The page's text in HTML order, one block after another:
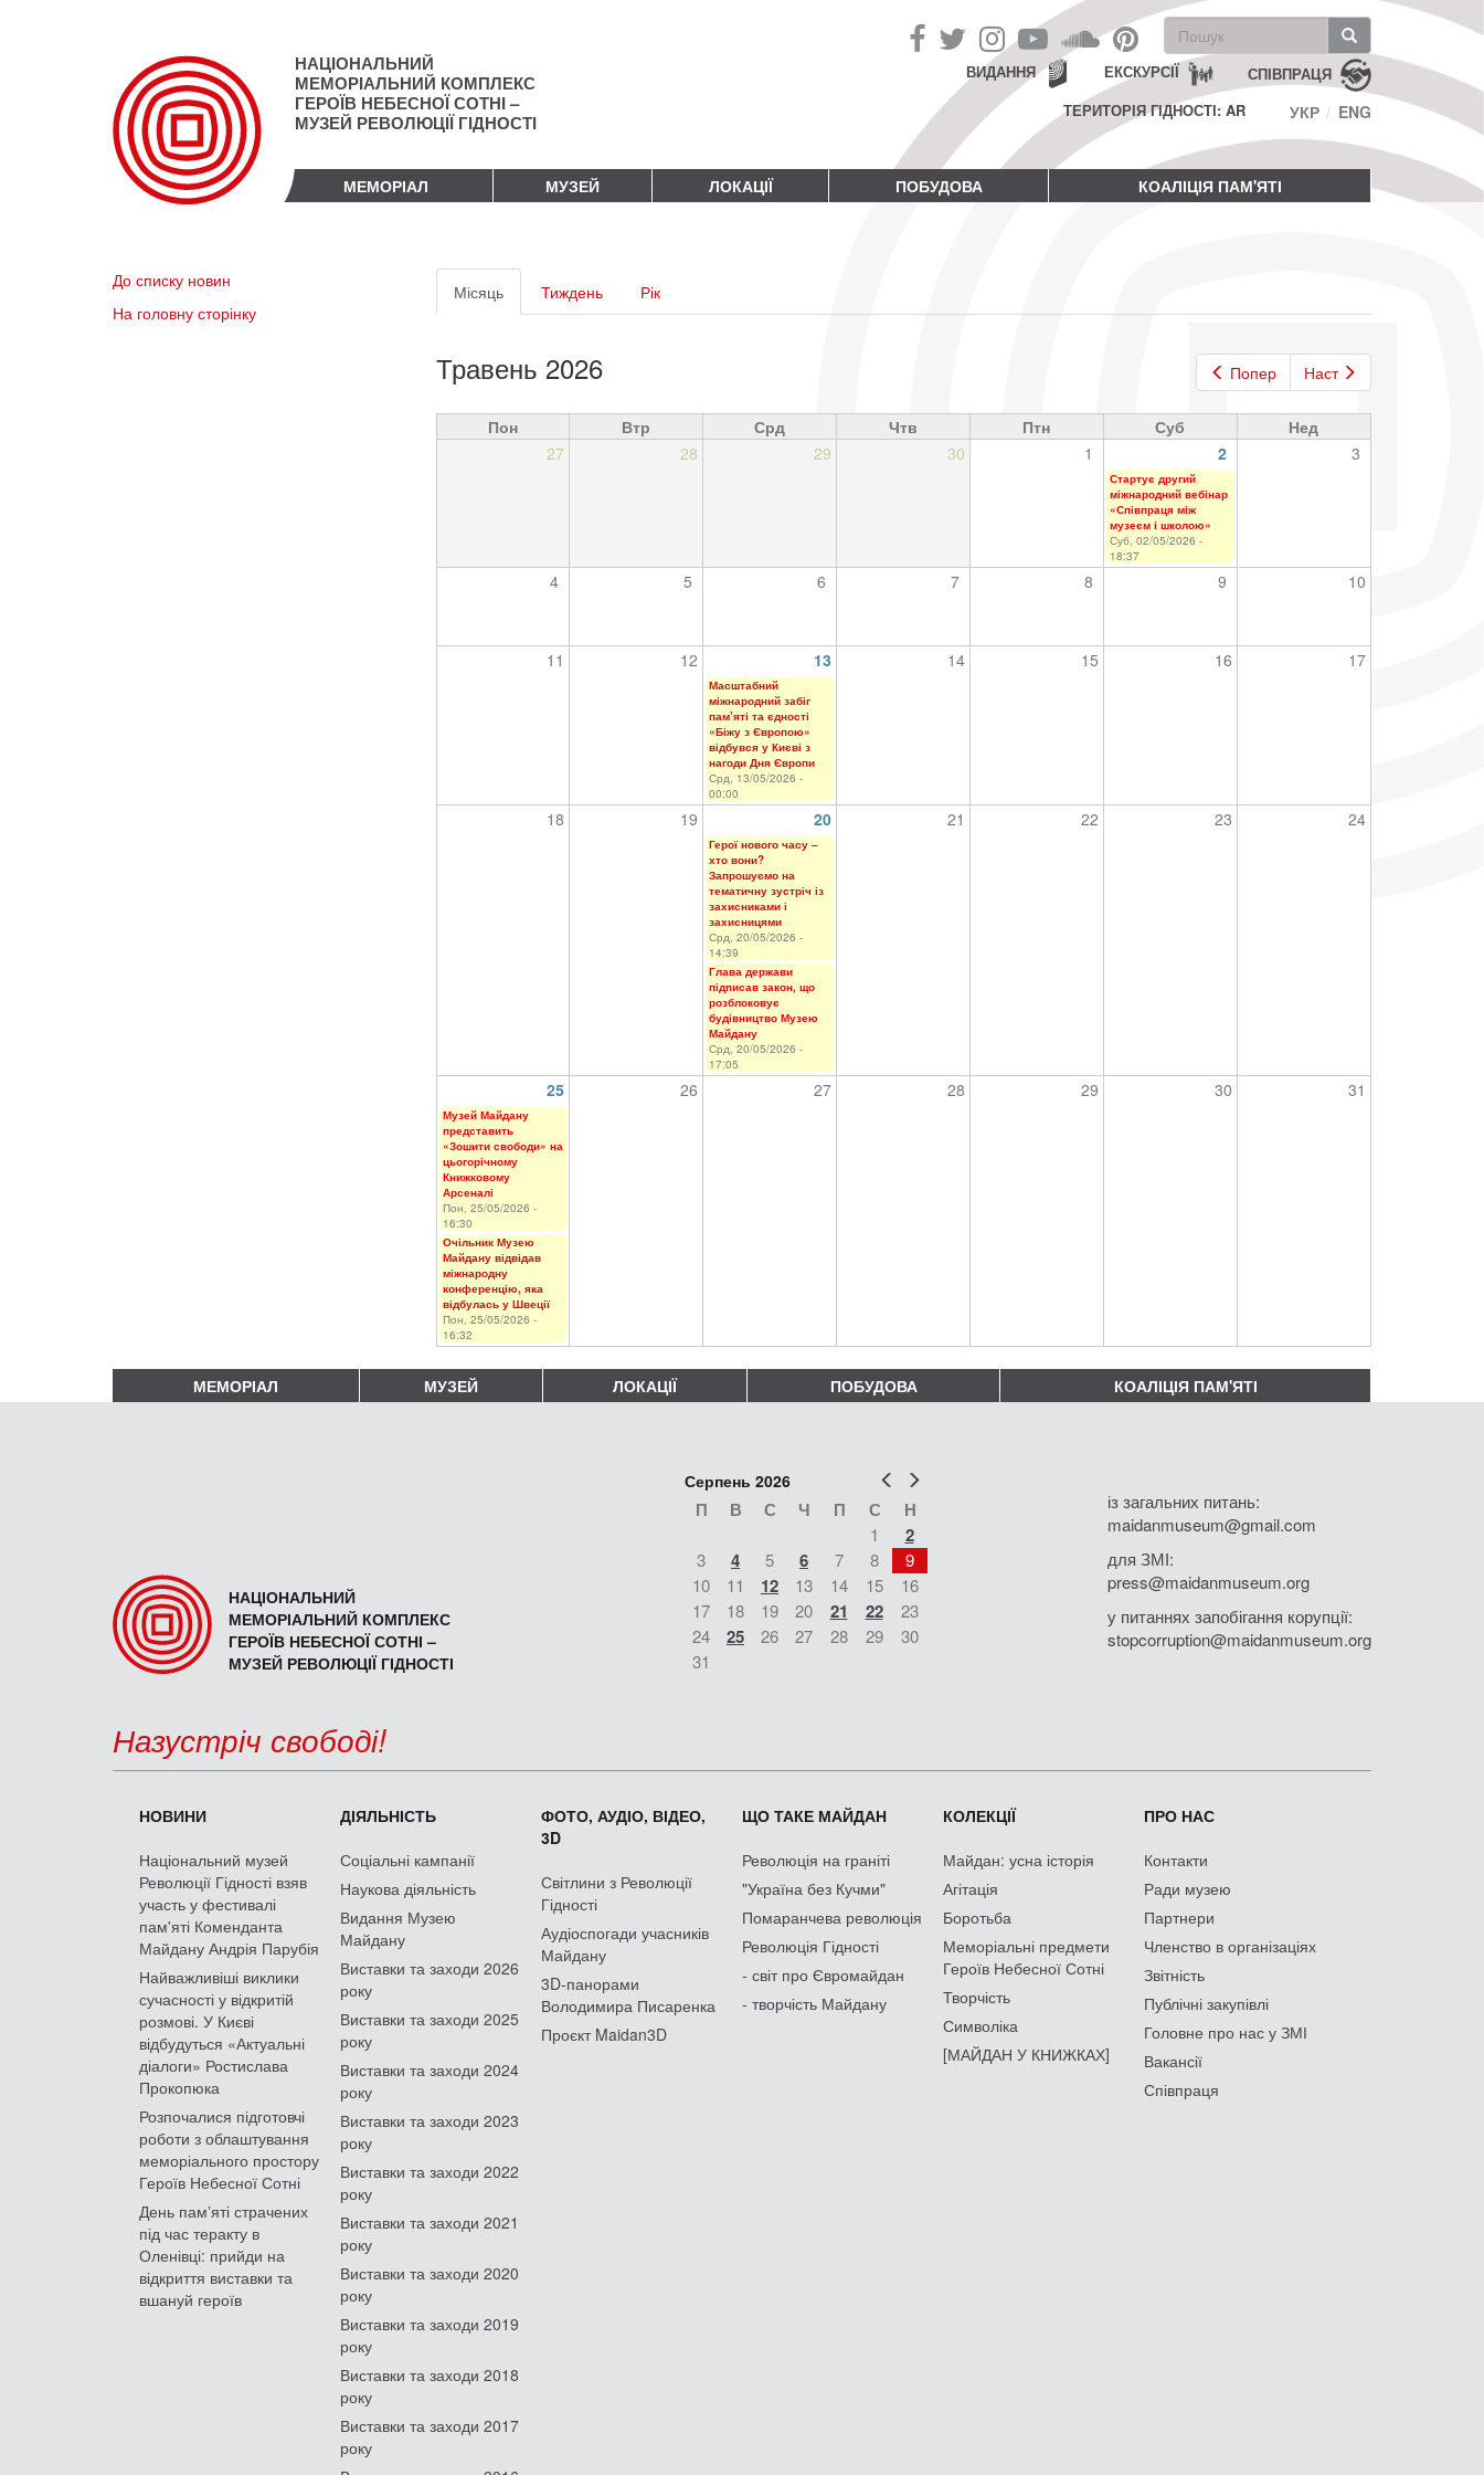
НАЦІОНАЛЬНИЙ
МЕМОРІАЛЬНИЙ КОМПЛЕКС
ГЕРОЇВ НЕБЕСНОЇ СОТНІ –
МУЗЕЙ РЕВОЛЮЦІЇ ГІДНОСТІ
Пошукова
форма
Пошук СПІВПРАЦЯ
ЕКСКУРСІЇ
ВИДАННЯ
ТЕРИТОРІЯ ГІДНОСТІ: AR
УКР ENG
МЕМОРІАЛ МУЗЕЙ ЛОКАЦІЇ ПОБУДОВА КОАЛІЦІЯ ПАМ'ЯТІ
До списку новин
На головну сторінку
Первинні
вкладки
Місяць(активна
вкладка)
Тиждень Рік
Попер Наст
Травень 2026
Пон Втр Срд Чтв Птн Суб
Нед
27
28 29 30 1 2 3
Стартує другий
міжнародний вебінар
«Співпраця між
музеєм і школою»
Суб, 02/05/2026 -
18:37
4 5 6 7 8 9 10
11 12 13 14 15 16 17
Масштабний
міжнародний забіг
пам’яті та єдності
«Біжу з Європою»
відбувся у Києві з
нагоди Дня Європи
Срд, 13/05/2026 -
00:00
18 19 20 21 22 23 24
Герої нового часу –
хто вони?
Запрошуємо на
тематичну зустріч із
захисниками і
захисницями
Срд, 20/05/2026 -
14:39
Глава держави
підписав закон, що
розблоковує
будівництво Музею
Майдану
Срд, 20/05/2026 -
17:05
25 26 27 28 29 30 31
Музей Майдану
представить
«Зошити свободи» на
цьогорічному
Книжковому
Арсеналі
Пон, 25/05/2026 -
16:30
Очільник Музею
Майдану відвідав
міжнародну
конференцію, яка
відбулась у Швеції
Пон, 25/05/2026 -
16:32
МЕМОРІАЛ МУЗЕЙ ЛОКАЦІЇ ПОБУДОВА КОАЛІЦІЯ ПАМ'ЯТІ
НАЦІОНАЛЬНИЙ
МЕМОРІАЛЬНИЙ КОМПЛЕКС
ГЕРОЇВ НЕБЕСНОЇ СОТНІ –
МУЗЕЙ РЕВОЛЮЦІЇ ГІДНОСТІ
Попер
Серпень 2026
П В С Ч П С Н
1 2
3 4 5 6 7 8
9
10
11 12 13 14 15
16
17
18 19 20 21 22
23
24
25 26 27 28 29
30
31
із загальних питань:
maidanmuseum@gmail.com
для ЗМІ:
press@maidanmuseum.org
у питаннях запобігання корупції:
stopcorruption@maidanmuseum.org
Назустріч свободі!
НОВИНИ
Національний музей
Революції Гідності взяв
участь у фестивалі
пам'яті Коменданта
Майдану Андрія Парубія
Найважливіші виклики
сучасності у відкритій
розмові. У Києві
відбудуться «Актуальні
діалоги» Ростислава
Прокопюка
Розпочалися підготовчі
роботи з облаштування
меморіального простору
Героїв Небесної Сотні
День памʼяті страчених
під час теракту в
Оленівці: прийди на
відкриття виставки та
вшануй героїв
ДІЯЛЬНІСТЬ
Соціальні кампанії
Наукова діяльність
Видання Музею
Майдану
Виставки та заходи 2026
року
Виставки та заходи 2025
року
Виставки та заходи 2024
року
Виставки та заходи 2023
року
Виставки та заходи 2022
року
Виставки та заходи 2021
року
Виставки та заходи 2020
року
Виставки та заходи 2019
року
Виставки та заходи 2018
року
Виставки та заходи 2017
року
ФОТО, АУДІО, ВІДЕО,
3D
Світлини з Революції
Гідності
Аудіоспогади учасників
Майдану
3D-панорами
Володимира Писаренка
Проєкт Maidan3D
ЩО ТАКЕ МАЙДАН
Революція на граніті
"Україна без Кучми"
Помаранчева революція
Революція Гідності
- світ про Євромайдан
- творчість Майдану
КОЛЕКЦІЇ
Майдан: усна історія
Агітація
Боротьба
Меморіальні предмети
Героїв Небесної Сотні
Творчість
Символіка
[МАЙДАН У КНИЖКАХ]
ПРО НАС
Контакти
Ради музею
Партнери
Членство в організаціях
Звітність
Публічні закупівлі
Головне про нас у ЗМІ
Вакансії
Співпраця